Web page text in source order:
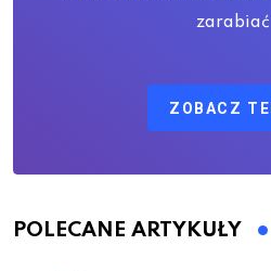
zarabiać
ZOBACZ
POLECANE ARTYKUŁY